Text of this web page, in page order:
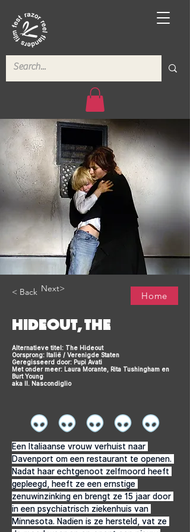
< Back Next>
Home
HIDEOUT, THE
Alternatieve titel: The Hideout
Oorsprong: Italië / Verenigde Staten
Geregisseerd door: Pupi Avati
Met onder meer: Laura Morante, Rita Tushingham en
Burt Young
aka Il. Nascondiglio
Een Italiaanse vrouw verhuist naar
Davenport om een restaurant te openen.
Nadat haar echtgenoot zelfmoord heeft
gepleegd, heeft ze een ernstige
zenuwinzinking en brengt ze 15 jaar door
in een psychiatrisch ziekenhuis van
Minnesota. Nadien is ze hersteld, vat ze